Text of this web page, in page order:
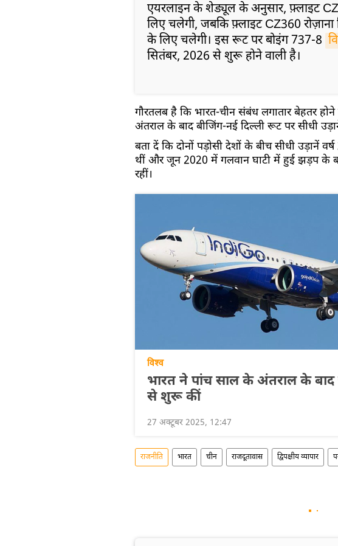
एयरलाइन के शेड्यूल के अनुसार, फ़्लाइट
लिए चलेगी, जबकि फ़्लाइट CZ360 रोज़ाना
के लिए चलेगी। इस रूट पर बोइंग 737-8
सितंबर, 2026 से शुरू होने वाली है।
गौरतलब है कि भारत-चीन संबंध लगातार बेहतर
अंतराल के बाद बीजिंग-नई दिल्ली रूट पर सीधी
बता दें कि दोनों पड़ोसी देशों के बीच सीधी उड़ानें
थीं और जून 2020 में गलवान घाटी में हुई झड़प के
रहीं।
विश्व
भारत ने पांच साल के अंतराल के बाद
से शुरू कीं
27 अक्टूबर 2025, 12:47
राजनीति भारत चीन राजदूतावास द्विपक्षीय व्यापार